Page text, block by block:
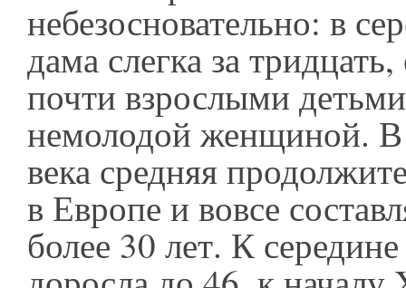
небезосновательно: в
дама слегка за
почти взрослыми
немолодой женщиной.
века средняя
в Европе и вовсе
более 30 лет. К